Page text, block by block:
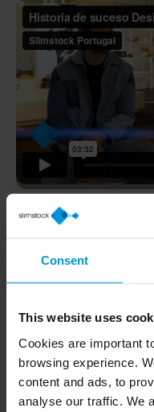
Consent
This website uses
Cookies are important
browsing experience.
content and ads, to
analyse our traffic. We
Gestão de
O software tinha que
necessidades da
períodos de vendas
tempo. “Essa é uma
softwares resolvem.
resolva, juntamente
in season”, explica